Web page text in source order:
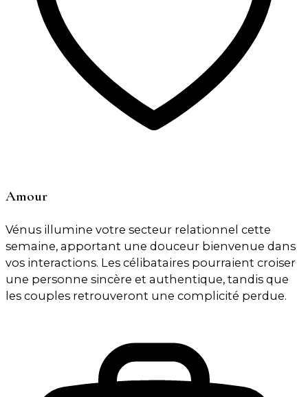
Amour
Vénus illumine votre secteur relationnel cette
semaine, apportant une douceur bienvenue dans
vos interactions. Les célibataires pourraient croiser
une personne sincère et authentique, tandis que
les couples retrouveront une complicité perdue.